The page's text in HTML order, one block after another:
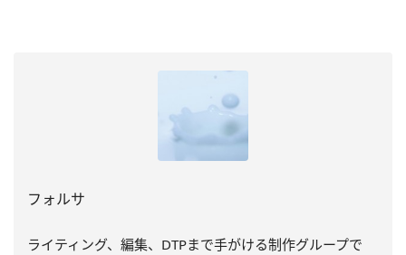
フォルサ
ライティング、編集、DTPまで手がける制作グループで